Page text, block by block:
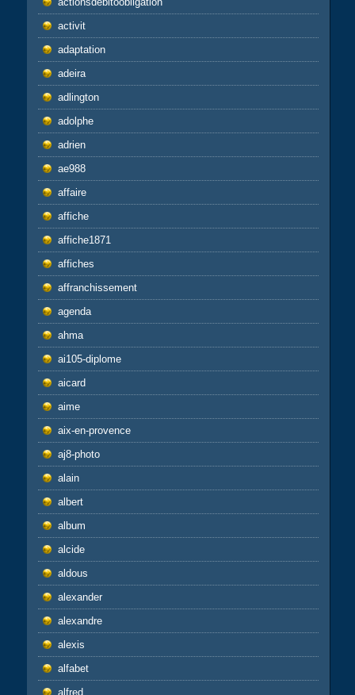
activit
adaptation
adeira
adlington
adolphe
adrien
ae988
affaire
affiche
affiche1871
affiches
affranchissement
agenda
ahma
ai105-diplome
aicard
aime
aix-en-provence
aj8-photo
alain
albert
album
alcide
aldous
alexander
alexandre
alexis
alfabet
alfred